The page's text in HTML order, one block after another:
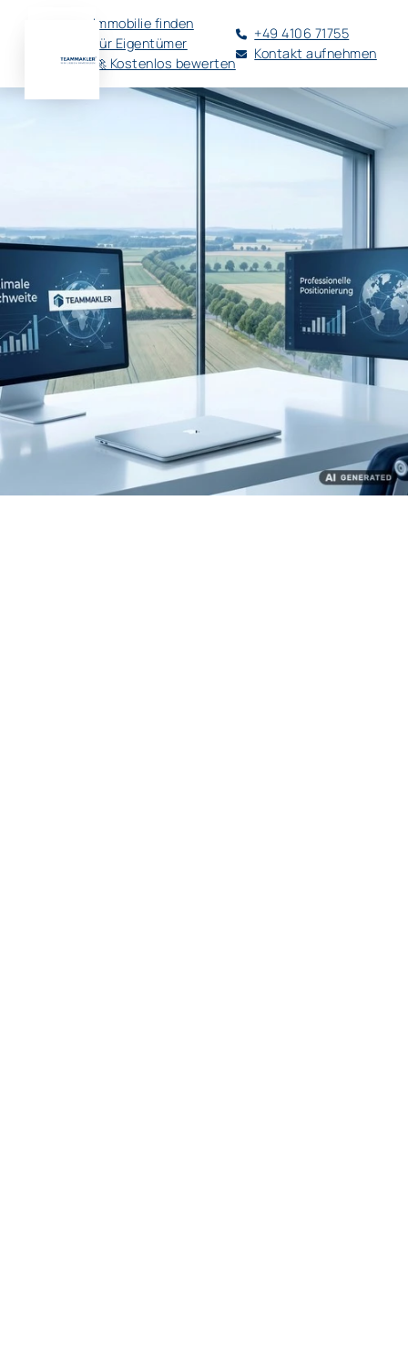
Immobilie finden
Für Eigentümer
🚀 Kostenlos bewerten
+49 4106 71755
Kontakt aufnehmen